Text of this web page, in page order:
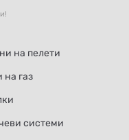
на пелети
на газ
системи